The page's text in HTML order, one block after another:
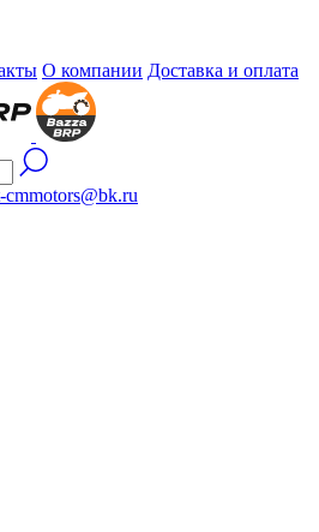
О компании Доставка и оплата
cmmotors@bk.ru